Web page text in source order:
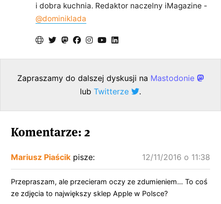
i dobra kuchnia. Redaktor naczelny iMagazine -
@dominiklada
Zapraszamy do dalszej dyskusji na Mastodonie
lub Twitterze .
Komentarze: 2
Mariusz Piaścik pisze: 12/11/2016 o 11:38
Przepraszam, ale przecieram oczy ze zdumieniem… To coś
ze zdjęcia to największy sklep Apple w Polsce?